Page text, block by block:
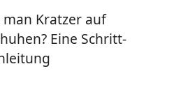
Kratzer auf
Eine Schritt-